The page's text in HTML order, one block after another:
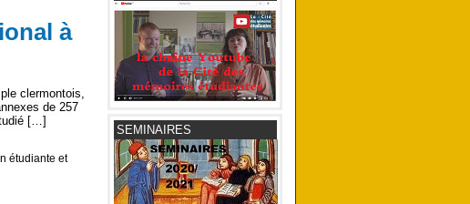
à
clermontois,
de 257
[…]
étudiante et
SEMINAIRES